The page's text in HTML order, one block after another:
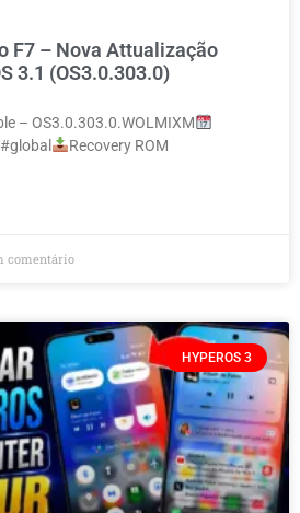
F7 – Nova Attualização
3.1 (OS3.0.303.0)
– OS3.0.303.0.WOLMIXM
Recovery ROM
comentário
HYPEROS 3